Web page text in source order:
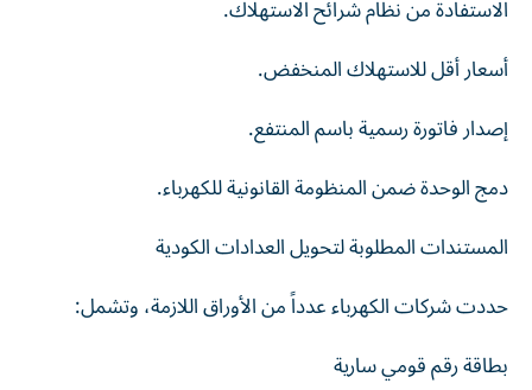
الاستفادة من نظام شرائح الاستهلاك.
أسعار أقل للاستهلاك المنخفض.
إصدار فاتورة رسمية باسم المنتفع.
دمج الوحدة ضمن المنظومة القانونية للكهرباء.
المستندات المطلوبة لتحويل العدادات الكودية
حددت شركات الكهرباء عدداً من الأوراق اللازمة، وتشمل:
بطاقة رقم قومي سارية